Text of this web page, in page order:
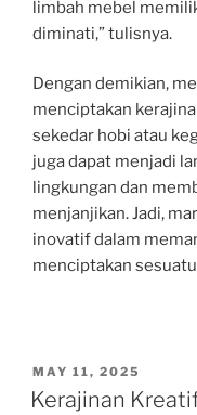
limbah mebel
diminati,” tulisnya.
Dengan demikian,
menciptakan
sekedar hobi atau
juga dapat menjadi
lingkungan dan
menjanjikan. Jadi,
inovatif dalam
menciptakan
POSTED
ON
MAY 11, 2025
Kerajinan